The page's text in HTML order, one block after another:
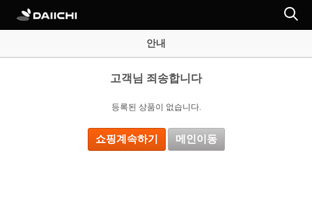
안내
고객님 죄송합니다
등록된 상품이 없습니다.
쇼핑계속하기 메인이동